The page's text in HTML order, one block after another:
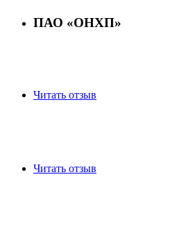
ПАО «ОНХП»
Читать отзыв
Читать отзыв